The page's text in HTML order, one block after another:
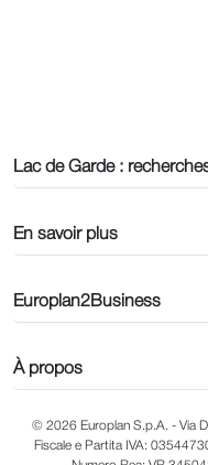
Lac de Garde :
En savoir plus
Europlan2Business
À propos
© 2026 Europlan S.p.A. - Via
Fiscale e Partita IVA: